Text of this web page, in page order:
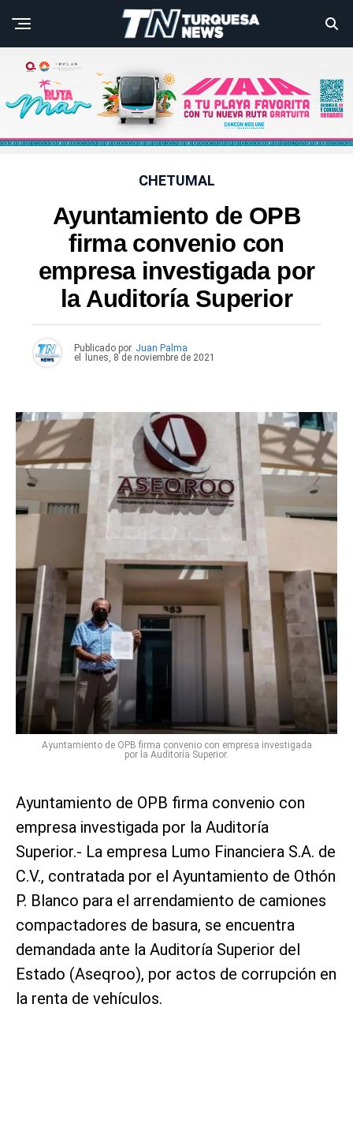
CHETUMAL
Ayuntamiento de OPB
firma convenio con
empresa investigada por
la Auditoría Superior
Publicado por Juan Palma
el
lunes, 8 de noviembre de 2021
Ayuntamiento de OPB firma convenio con empresa investigada
por la Auditoría Superior.
Ayuntamiento de OPB firma convenio con
empresa investigada por la Auditoría
Superior.- La empresa Lumo Financiera S.A. de
C.V., contratada por el Ayuntamiento de Othón
P. Blanco para el arrendamiento de camiones
compactadores de basura, se encuentra
demandada ante la Auditoría Superior del
Estado (Aseqroo), por actos de corrupción en
la renta de vehículos.